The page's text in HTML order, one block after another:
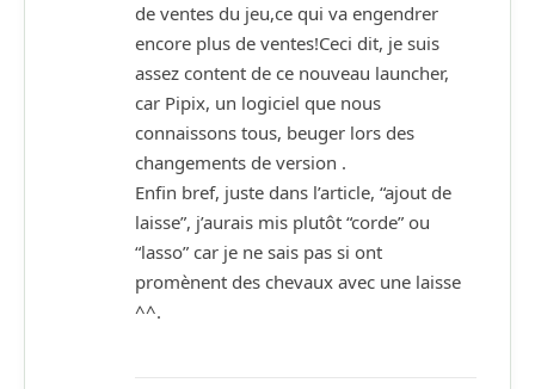
de ventes du jeu,ce qui va engendrer
encore plus de ventes!Ceci dit, je suis
assez content de ce nouveau launcher,
car Pipix, un logiciel que nous
connaissons tous, beuger lors des
changements de version .
Enfin bref, juste dans l’article, “ajout de
laisse”, j’aurais mis plutôt “corde” ou
“lasso” car je ne sais pas si ont
promènent des chevaux avec une laisse
^^.